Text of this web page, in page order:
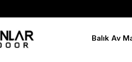
Balık Av